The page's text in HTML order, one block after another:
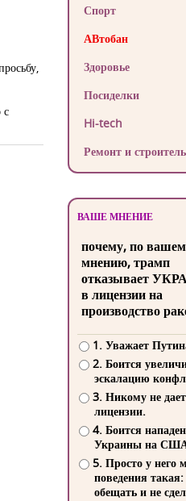
с
Спорт
АВтобан
Здоровье
Посиделки
Hi-tech
Ремонт и
ВАШЕ МНЕНИЕ
почему, по
мнению, трамп
отказывает
в лицензии на
производство
1. Уважает
2. Боится
эскалацию
3. Никому не
лицензии.
4. Боится
Украины на
5. Просто у него
поведения такая:
обещать и не